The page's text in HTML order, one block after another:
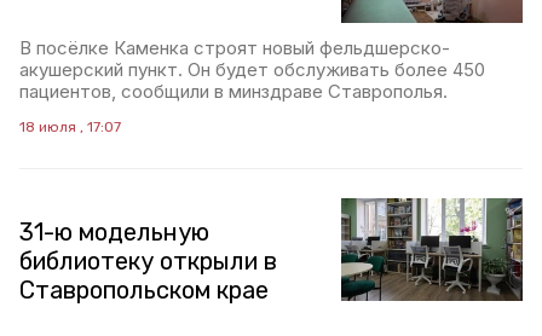
В посёлке Каменка строят новый фельдшерско-
акушерский пункт. Он будет обслуживать более 450
пациентов, сообщили в минздраве Ставрополья.
18 июля , 17:07
31-ю модельную
библиотеку открыли в
Ставропольском крае